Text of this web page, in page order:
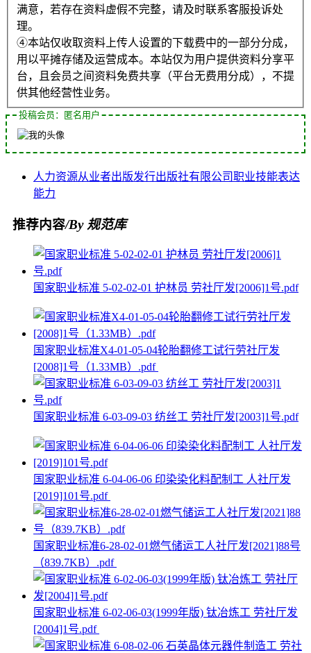
满意，若存在资料虚假不完整，请及时联系客服投诉处
理。
④本站仅收取资料上传人设置的下载费中的一部分分成，
用以平摊存储及运营成本。本站仅为用户提供资料分享平
台，且会员之间资料免费共享（平台无费用分成），不提
供其他经营性业务。
投稿会员：匿名用户
人力资源从业者出版发行出版社有限公司职业技能表达
能力
推荐内容/By 规范库
国家职业标准 5-02-02-01 护林员 劳社厅发[2006]1号.pdf
国家职业标准X4-01-05-04轮胎翻修工试行劳社厅发
[2008]1号（1.33MB）.pdf
国家职业标准 6-03-09-03 纺丝工 劳社厅发[2003]1号.pdf
国家职业标准 6-04-06-06 印染染化料配制工 人社厅发
[2019]101号.pdf
国家职业标准6-28-02-01燃气储运工人社厅发[2021]88号
（839.7KB）.pdf
国家职业标准 6-02-06-03(1999年版) 钛冶炼工 劳社厅发
[2004]1号.pdf